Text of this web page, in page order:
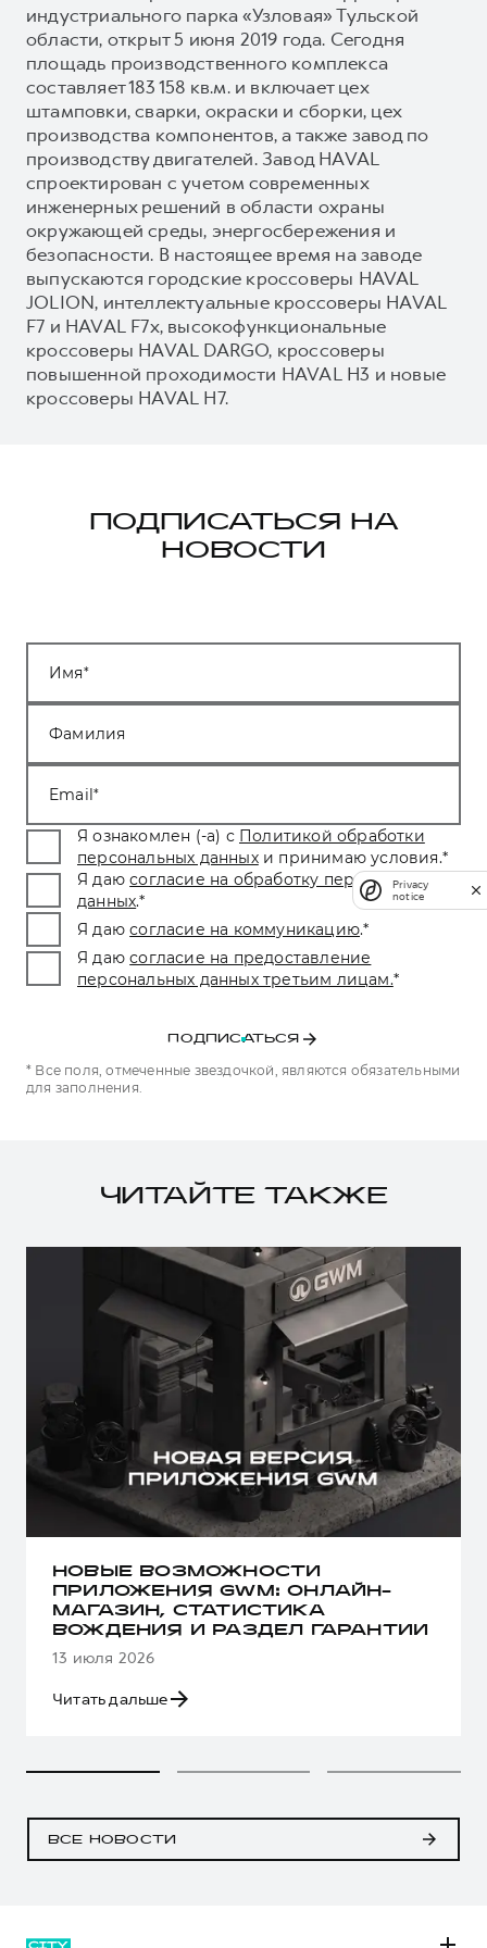
индустриального парка «Узловая» Тульской
области, открыт 5 июня 2019 года. Сегодня
площадь производственного комплекса
составляет 183 158 кв.м. и включает цех
штамповки, сварки, окраски и сборки, цех
производства компонентов, а также завод по
производству двигателей. Завод HAVAL
спроектирован с учетом современных
инженерных решений в области охраны
окружающей среды, энергосбережения и
безопасности. В настоящее время на заводе
выпускаются городские кроссоверы HAVAL
JOLION, интеллектуальные кроссоверы HAVAL
F7 и HAVAL F7x, высокофункциональные
кроссоверы HAVAL DARGO, кроссоверы
повышенной проходимости HAVAL H3 и новые
кроссоверы HAVAL H7.
ПОДПИСАТЬСЯ НА
НОВОСТИ
Имя
Фамилия
Email
Я ознакомлен (-а) с Политикой обработки
персональных данных и принимаю условия.*
Я даю согласие на обработку персональных
данных.*
Я даю согласие на коммуникацию.*
Я даю согласие на предоставление
персональных данных третьим лицам.*
ПОДПИСАТЬСЯ
* Все поля, отмеченные звездочкой, являются обязательными
для заполнения.
ЧИТАЙТЕ ТАКЖЕ
НОВЫЕ ВОЗМОЖНОСТИ
ПРИЛОЖЕНИЯ GWM: ОНЛАЙН-
МАГАЗИН, СТАТИСТИКА
ВОЖДЕНИЯ И РАЗДЕЛ ГАРАНТИИ
13 июля 2026
Читать дальше
ВСЕ НОВОСТИ
Privacy
notice